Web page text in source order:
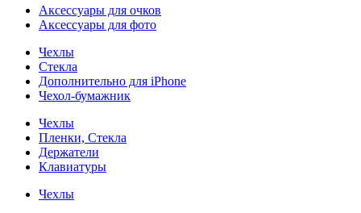
Аксессуары для очков
Аксессуары для фото
Чехлы
Стекла
Дополнительно для iPhone
Чехол-бумажник
Чехлы
Пленки, Стекла
Держатели
Клавиатуры
Чехлы